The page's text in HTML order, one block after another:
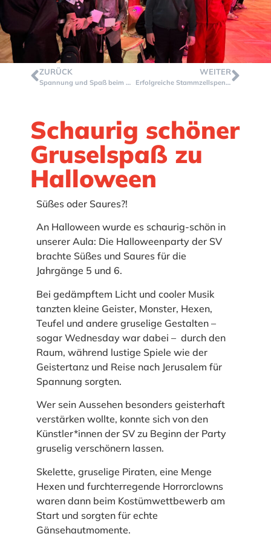
ZURÜCK
Spannung und Spaß beim Mitmachtag für Grundschulkinder
WEITER
Erfolgreiche Stammzellspendenaktion der Oberstufe an der GVM
Schaurig schöner
Gruselspaß zu
Halloween
Süßes oder Saures?!
An Halloween wurde es schaurig-schön in
unserer Aula: Die Halloweenparty der SV
brachte Süßes und Saures für die
Jahrgänge 5 und 6.
Bei gedämpftem Licht und cooler Musik
tanzten kleine Geister, Monster, Hexen,
Teufel und andere gruselige Gestalten –
sogar Wednesday war dabei – durch den
Raum, während lustige Spiele wie der
Geistertanz und Reise nach Jerusalem für
Spannung sorgten.
Wer sein Aussehen besonders geisterhaft
verstärken wollte, konnte sich von den
Künstler*innen der SV zu Beginn der Party
gruselig verschönern lassen.
Skelette, gruselige Piraten, eine Menge
Hexen und furchterregende Horrorclowns
waren dann beim Kostümwettbewerb am
Start und sorgten für echte
Gänsehautmomente.